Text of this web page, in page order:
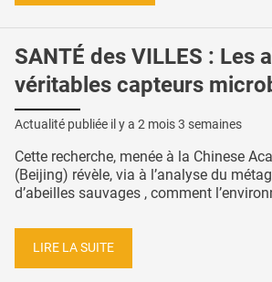
SANTÉ des VILLES : Les
véritables capteurs
Actualité publiée il y a 2 mois 3 semaines
Cette recherche, menée à la Chinese
(Beijing) révèle, via à l’analyse du
d’abeilles sauvages , comment
LIRE LA SUITE